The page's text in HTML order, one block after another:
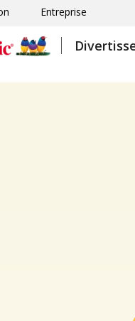
principal
Entreprise